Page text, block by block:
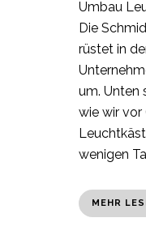
Umbau
Die
rüstet in
um. Unten
wie wir vor
wenigen
MEHR